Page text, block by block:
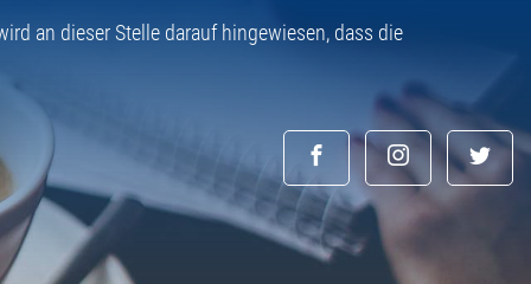
an dieser Stelle darauf hingewiesen, dass die